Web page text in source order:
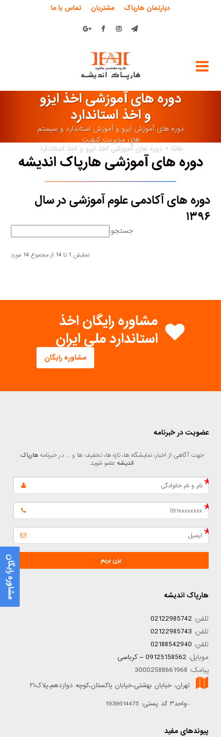
دپارتمان هارپاک مشتریان تماس با ما
دوره های آموزشی اخذ ایزو
و اخذ استاندارد
دوره های آموزش ایزو و آموزش استاندارد و سيستم
های مديريت كيفيت
خانه >دوره های آموزشی اخذ ایزو و اخذ استاندارد
دوره های آموزشی هارپاک اندیشه
دوره های آکادمی علوم آموزشی در سال
۱۳۹۶
جستجو:
نمایش 1 تا 14 از مجموع 14 مورد
مشاوره رایگان اخذ
استاندارد ملی ایران
مشاوره رایگان
عضویت در خبرنامه
جهت آگاهی از اخبار، نمایشگاه ها، تازه ها، تخفیف ها و ... در خبرنامه
اندیشه عضو شوید.
بزن بریم
هارپاک اندیشه
تلفن: 02122985742
تلفن: 02122985743
تلفن: 02188542940
موبایل: 09125158562 – کرباسی
پیامک: 30002588661968
تهران، خیابان بهشتی،خیابان پاکستان،کوچه دوازدهم،پلاک۲۱
-واحد۳ کد پستی: 1939614475
پیوندهای مفید
مشاوره رایگان